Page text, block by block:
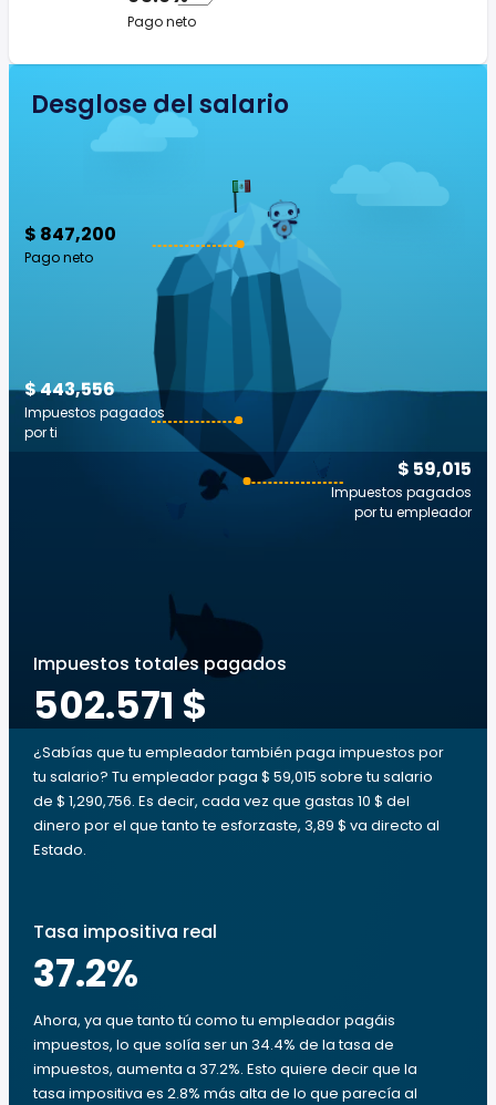
Pago neto
Desglose del salario
$ 847,200
Pago neto
$ 59,015
Impuestos pagados
por tu empleador
$ 443,556
Impuestos pagados
por ti
Impuestos totales pagados
502.571 $
¿Sabías que tu empleador también paga impuestos por
tu salario? Tu empleador paga $ 59,015 sobre tu salario
de $ 1,290,756. Es decir, cada vez que gastas 10 $ del
dinero por el que tanto te esforzaste, 3,89 $ va directo al
Estado.
Tasa impositiva real
37.2%
Ahora, ya que tanto tú como tu empleador pagáis
impuestos, lo que solía ser un 34.4% de la tasa de
impuestos, aumenta a 37.2%. Esto quiere decir que la
tasa impositiva es 2.8% más alta de lo que parecía al